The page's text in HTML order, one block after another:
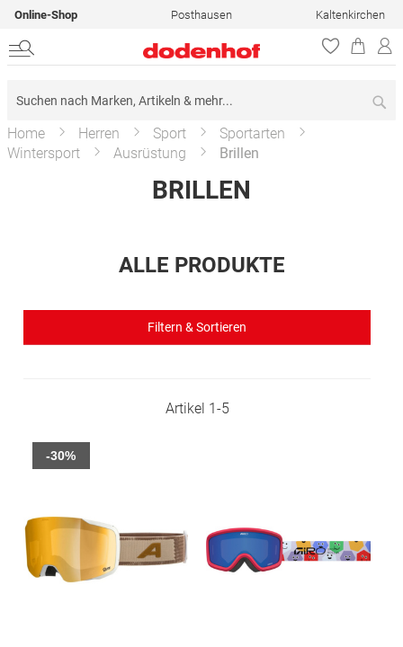
Online-Shop Posthausen Kaltenkirchen
Home Herren Sport
Sportarten
Wintersport
Ausrüstung Brillen
BRILLEN
ALLE PRODUKTE
Filtern & Sortieren
Artikel 1-5
-30%